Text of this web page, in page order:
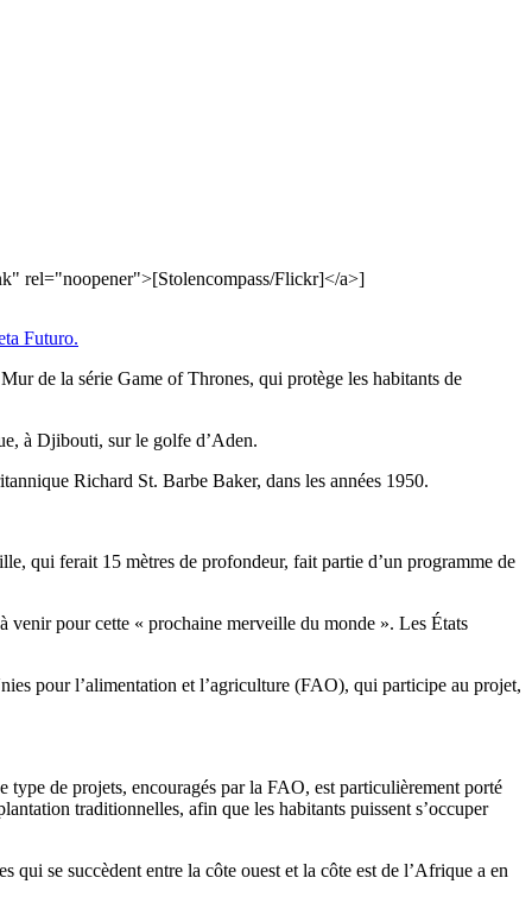
rel="noopener">[Stolencompass/Flickr]</a>]
Futuro.
de la série Game of Thrones, qui protège les habitants de
à Djibouti, sur le golfe d’Aden.
Richard St. Barbe Baker, dans les années 1950.
qui ferait 15 mètres de profondeur, fait partie d’un programme de
venir pour cette « prochaine merveille du monde ». Les États
pour l’alimentation et l’agriculture (FAO), qui participe au projet,
de projets, encouragés par la FAO, est particulièrement porté
traditionnelles, afin que les habitants puissent s’occuper
qui se succèdent entre la côte ouest et la côte est de l’Afrique a en